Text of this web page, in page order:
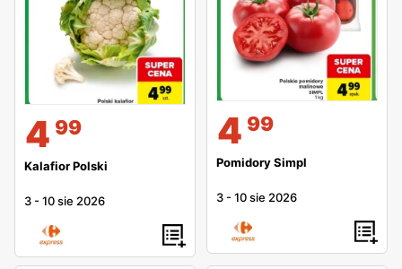
4 99
Kalafior Polski
3 -10 sie 2026
4 99
Pomidory Simpl
3 -10 sie 2026